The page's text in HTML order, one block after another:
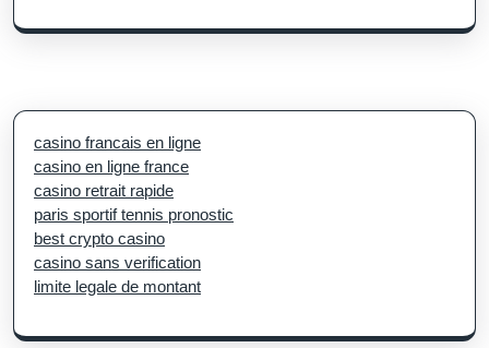
casino francais en ligne
casino en ligne france
casino retrait rapide
paris sportif tennis pronostic
best crypto casino
casino sans verification
limite legale de montant